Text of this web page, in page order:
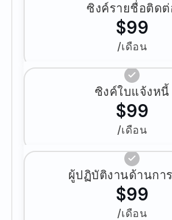
ซิงค์รายชื่อติดต่
$99
/เดือน
ซิงค์ใบแจ้งหนี้
$99
/เดือน
ผู้ปฏิบัติงานด้านกา
$99
/เดือน